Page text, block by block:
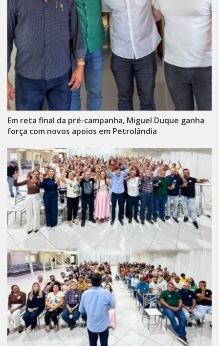
Em reta final da pré-campanha, Miguel Duque ganha
força com novos apoios em Petrolândia